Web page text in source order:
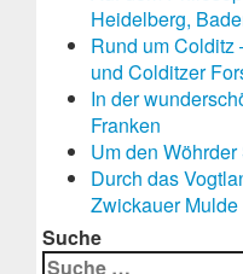
Heidelberg,
Rund um Colditz
und Colditzer
In der
Franken
Um den
Durch das
Zwickauer Mulde
Suche